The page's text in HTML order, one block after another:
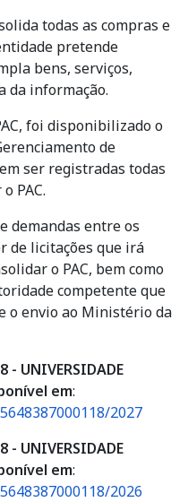
todas as compras e
pretende
bens, serviços,
da informação.
foi disponibilizado o
de
ser registradas todas
PAC.
demandas entre os
de licitações que irá
o PAC, bem como
competente que
o envio ao Ministério da
- UNIVERSIDADE
em:
2027
- UNIVERSIDADE
em:
2026